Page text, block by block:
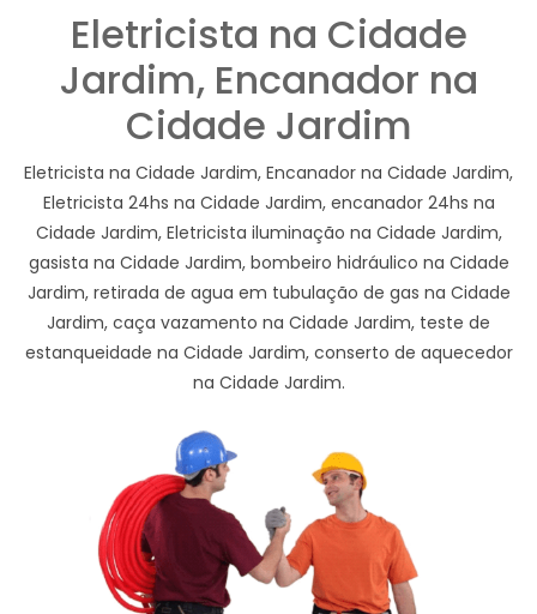
Eletricista na Cidade
Jardim, Encanador na
Cidade Jardim
Eletricista na Cidade Jardim, Encanador na Cidade Jardim,
Eletricista 24hs na Cidade Jardim, encanador 24hs na
Cidade Jardim, Eletricista iluminação na Cidade Jardim,
gasista na Cidade Jardim, bombeiro hidráulico na Cidade
Jardim, retirada de agua em tubulação de gas na Cidade
Jardim, caça vazamento na Cidade Jardim, teste de
estanqueidade na Cidade Jardim, conserto de aquecedor
na Cidade Jardim.